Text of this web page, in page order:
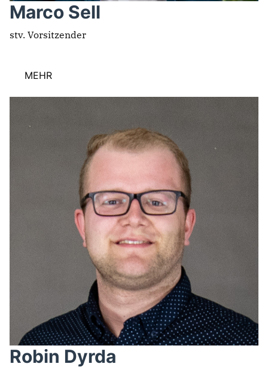
Marco Sell
stv. Vorsitzender
MEHR
Robin Dyrda